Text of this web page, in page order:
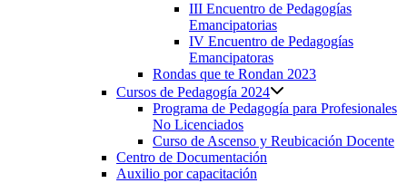
III Encuentro de Pedagogías
Emancipatorias
IV Encuentro de Pedagogías
Emancipatoras
Rondas que te Rondan 2023
Cursos de Pedagogía 2024
Programa de Pedagogía para Profesionales
No Licenciados
Curso de Ascenso y Reubicación Docente
Centro de Documentación
Auxilio por capacitación